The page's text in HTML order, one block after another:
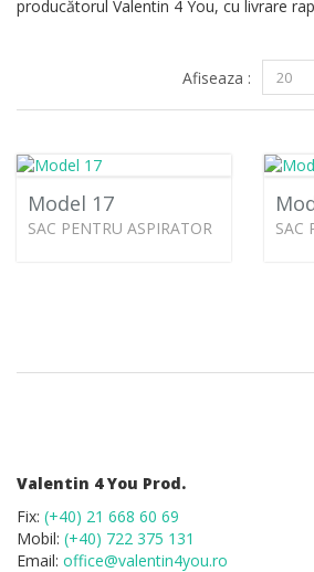
producătorul Valentin 4 You, cu livrare
Afiseaza : 20
Model 17
SAC PENTRU ASPIRATOR SAC
Valentin 4 You Prod.
Fix: (+40) 21 668 60 69
Mobil: (+40) 722 375 131
Email: office@valentin4you.ro